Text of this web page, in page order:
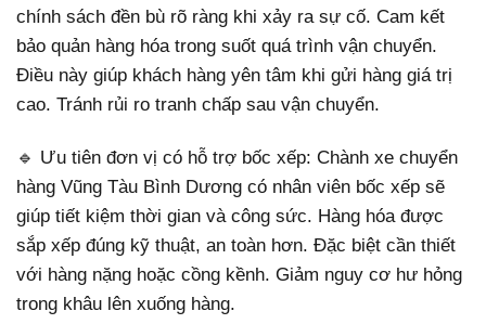
chính sách đền bù rõ ràng khi xảy ra sự cố. Cam kết
bảo quản hàng hóa trong suốt quá trình vận chuyển.
Điều này giúp khách hàng yên tâm khi gửi hàng giá trị
cao. Tránh rủi ro tranh chấp sau vận chuyển.
🔹 Ưu tiên đơn vị có hỗ trợ bốc xếp: Chành xe chuyển
hàng Vũng Tàu Bình Dương có nhân viên bốc xếp sẽ
giúp tiết kiệm thời gian và công sức. Hàng hóa được
sắp xếp đúng kỹ thuật, an toàn hơn. Đặc biệt cần thiết
với hàng nặng hoặc cồng kềnh. Giảm nguy cơ hư hỏng
trong khâu lên xuống hàng.